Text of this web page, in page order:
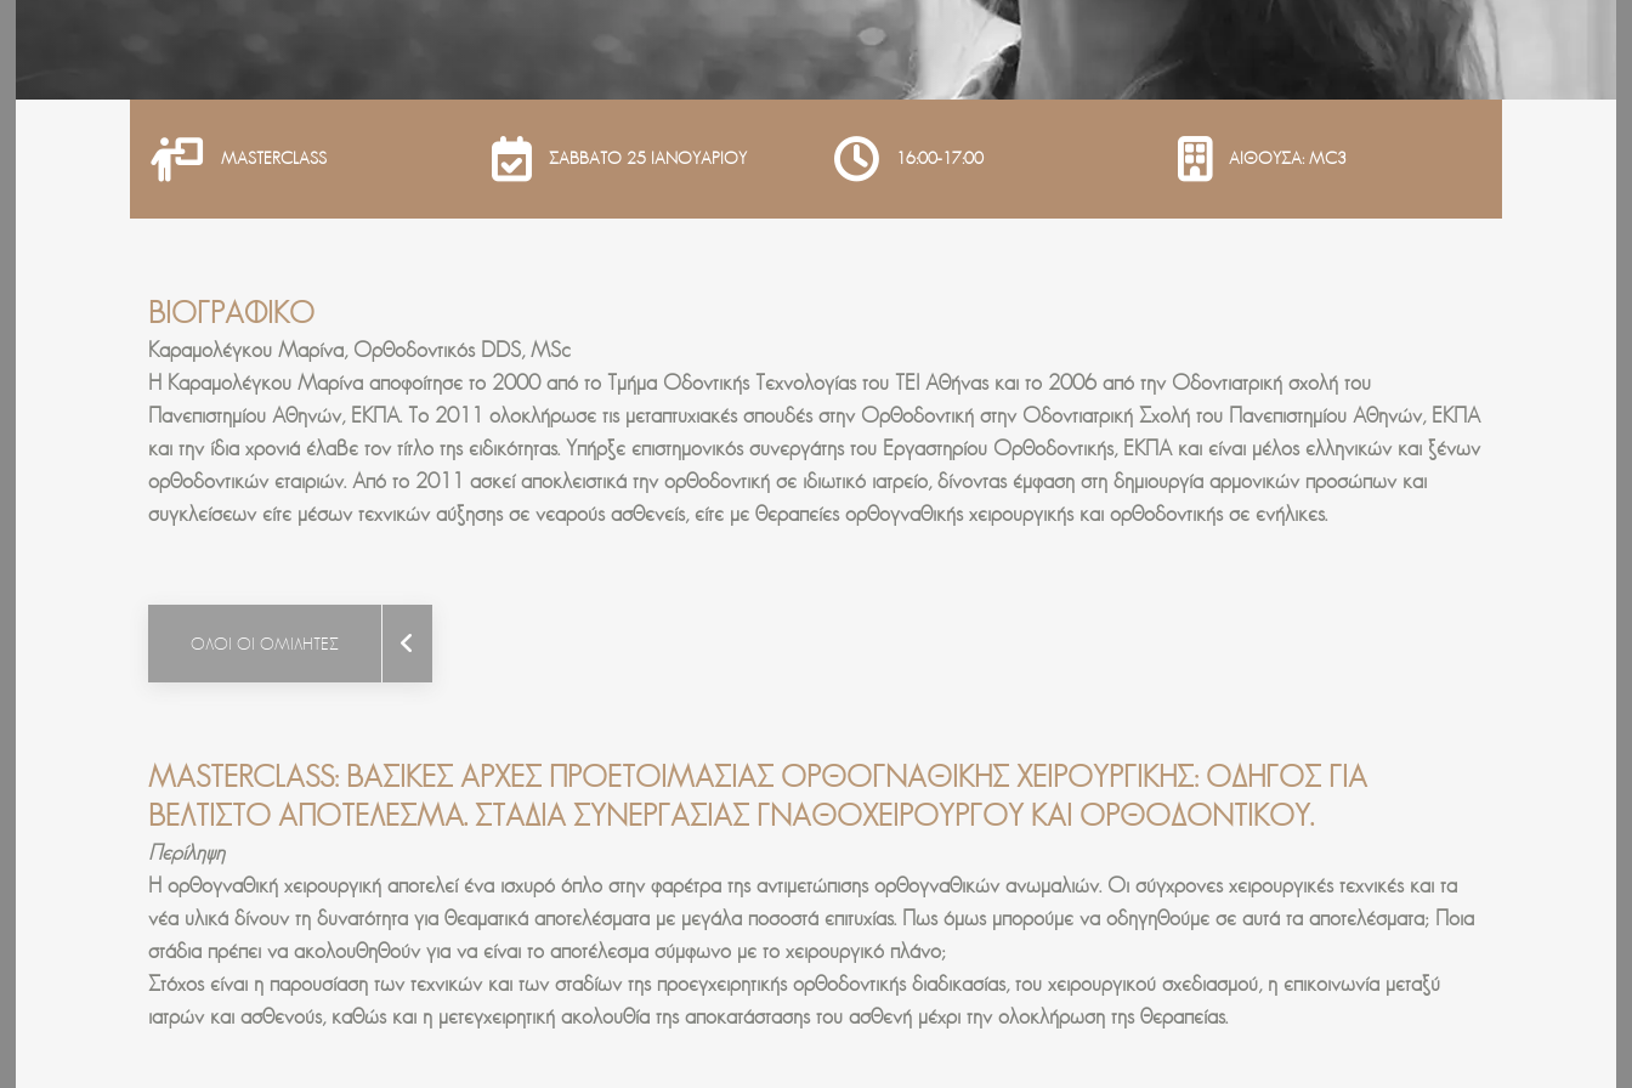
MASTERCLASS ΣΑΒΒΑΤΟ 25 ΙΑΝΟΥΑΡΙΟΥ 16:00-17:00 ΑΙΘΟΥΣΑ: MC3
ΒΙΟΓΡΑΦΙΚΟ
Καραμολέγκου Μαρίνα, Ορθοδοντικός DDS, MSc
Η Καραμολέγκου Μαρίνα αποφοίτησε το 2000 από το Τμήμα Οδοντικής Τεχνολογίας του ΤΕΙ Αθήνας και το 2006 από την Οδοντιατρική σχολή του
Πανεπιστημίου Αθηνών, ΕΚΠΑ. Το 2011 ολοκλήρωσε τις μεταπτυχιακές σπουδές στην Ορθοδοντική στην Οδοντιατρική Σχολή του Πανεπιστημίου Αθηνών, ΕΚΠΑ
και την ίδια χρονιά έλαβε τον τίτλο της ειδικότητας. Υπήρξε επιστημονικός συνεργάτης του Εργαστηρίου Ορθοδοντικής, ΕΚΠΑ και είναι μέλος ελληνικών και ξένων
ορθοδοντικών εταιριών. Από το 2011 ασκεί αποκλειστικά την ορθοδοντική σε ιδιωτικό ιατρείο, δίνοντας έμφαση στη δημιουργία αρμονικών προσώπων και
συγκλείσεων είτε μέσων τεχνικών αύξησης σε νεαρούς ασθενείς, είτε με θεραπείες ορθογναθικής χειρουργικής και ορθοδοντικής σε ενήλικες.
ΟΛΟΙ ΟΙ ΟΜΙΛΗΤΕΣ
MASTERCLASS: ΒΑΣΙΚΈΣ ΑΡΧΈΣ ΠΡΟΕΤΟΙΜΑΣΊΑΣ ΟΡΘΟΓΝΑΘΙΚΉΣ ΧΕΙΡΟΥΡΓΙΚΉΣ: ΟΔΗΓΌΣ ΓΙΑ
ΒΈΛΤΙΣΤΟ ΑΠΟΤΈΛΕΣΜΑ. ΣΤΆΔΙΑ ΣΥΝΕΡΓΑΣΊΑΣ ΓΝΑΘΟΧΕΙΡΟΥΡΓΟΎ ΚΑΙ ΟΡΘΟΔΟΝΤΙΚΟΎ.
Περίληψη
Η ορθογναθική χειρουργική αποτελεί ένα ισχυρό όπλο στην φαρέτρα της αντιμετώπισης ορθογναθικών ανωμαλιών. Οι σύγχρονες χειρουργικές τεχνικές και τα
νέα υλικά δίνουν τη δυνατότητα για θεαματικά αποτελέσματα με μεγάλα ποσοστά επιτυχίας. Πως όμως μπορούμε να οδηγηθούμε σε αυτά τα αποτελέσματα; Ποια
στάδια πρέπει να ακολουθηθούν για να είναι το αποτέλεσμα σύμφωνο με το χειρουργικό πλάνο;
Στόχος είναι η παρουσίαση των τεχνικών και των σταδίων της προεγχειρητικής ορθοδοντικής διαδικασίας, του χειρουργικού σχεδιασμού, η επικοινωνία μεταξύ
ιατρών και ασθενούς, καθώς και η μετεγχειρητική ακολουθία της αποκατάστασης του ασθενή μέχρι την ολοκλήρωση της θεραπείας.